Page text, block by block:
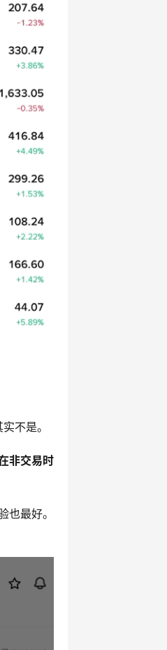
不是。
非交易时
最好。